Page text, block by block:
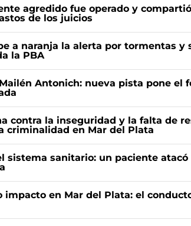
agredido fue operado y
de los juicios
a naranja la alerta por tormentas y
la PBA
Antonich: nueva pista pone el
contra la inseguridad y la falta de
criminalidad en Mar del Plata
sistema sanitario: un paciente atacó
impacto en Mar del Plata: el